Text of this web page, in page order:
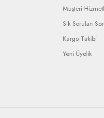
Müşteri
Sık Sorulan
Kargo Takibi
Yeni Üyelik